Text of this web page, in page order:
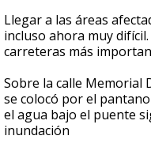
Llegar a las áreas
incluso ahora muy
carreteras más
Sobre la calle Memorial
se colocó por el
el agua bajo el puente
inundación